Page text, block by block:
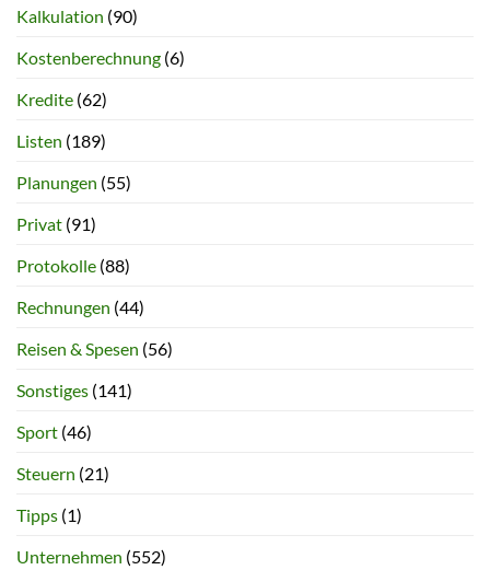
Kalkulation (90)
Kostenberechnung (6)
Kredite (62)
Listen (189)
Planungen (55)
Privat (91)
Protokolle (88)
Rechnungen (44)
Reisen & Spesen (56)
Sonstiges (141)
Sport (46)
Steuern (21)
Tipps (1)
Unternehmen (552)